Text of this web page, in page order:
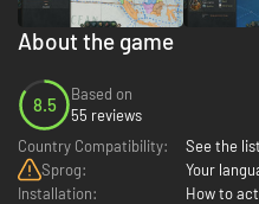
About the game
8.5
Based on
55 reviews
Country Compatibility:
See the list
Sprog:
Your
Installation:
How to